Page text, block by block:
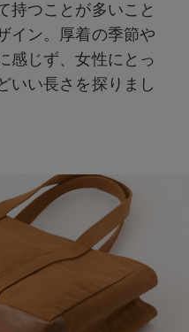
持つことが多いこと
イン。厚着の季節や
感じず、女性にとっ
いい長さを探りまし